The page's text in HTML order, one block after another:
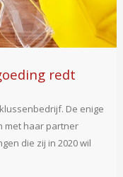
redt
De enige
met haar partner
die zij in 2020 wil
€ 74.000 betreft de